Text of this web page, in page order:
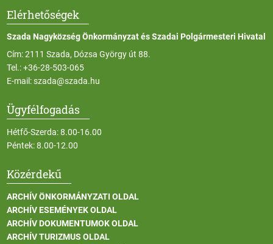
Elérhetőségek
Szada Nagyközség Önkormányzat és Szadai Polgármesteri Hivatal
Cím: 2111 Szada, Dózsa György út 88.
Tel.:+36-28-503-065
E-mail:szada@szada.hu
Ügyfélfogadás
Hétfő-Szerda: 8.00-16.00
Péntek: 8.00-12.00
Közérdekű
ARCHÍV ÖNKORMÁNYZATI OLDAL
ARCHÍV ESEMÉNYEK OLDAL
ARCHÍV DOKUMENTUMOK OLDAL
ARCHÍV TURIZMUS OLDAL